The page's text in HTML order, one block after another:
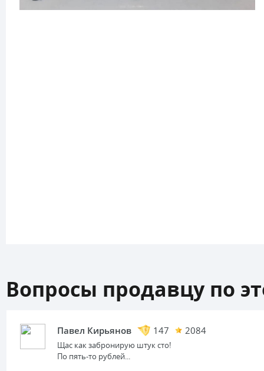
Вопросы продавцу по
Павел Кирьянов 147 2084
Щас как забронирую штук сто!
По пять-то рублей...